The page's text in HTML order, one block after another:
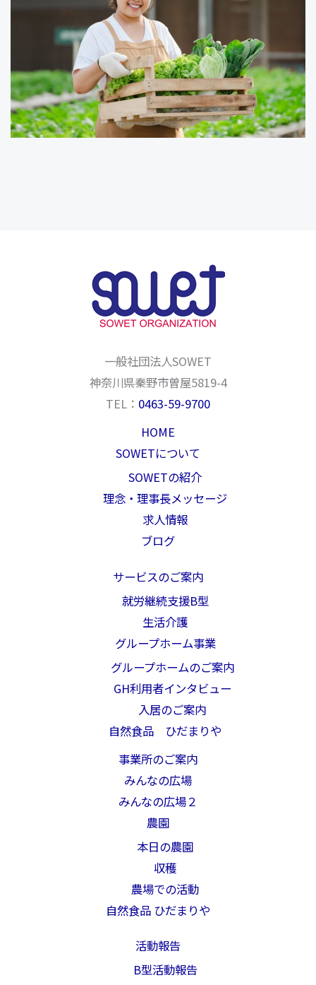
一般社団法人SOWET
神奈川県秦野市曽屋5819-4
TEL： 0463-59-9700
HOME
SOWETについて
SOWETの紹介
理念・理事長メッセージ
求人情報
ブログ
サービスのご案内
就労継続支援B型
生活介護
グループホーム事業
グループホームのご案内
GH利用者インタビュー
入居のご案内
自然食品 ひだまりや
事業所のご案内
みんなの広場
みんなの広場２
農園
本日の農園
収穫
農場での活動
自然食品 ひだまりや
活動報告
B型活動報告